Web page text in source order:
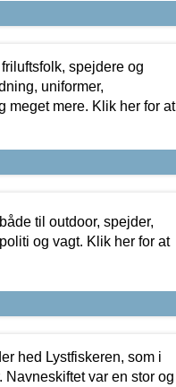
spejdere og
uniformer,
meget mere. Klik her for at
til outdoor, spejder,
og vagt. Klik her for at
hed Lystfiskeren, som i
Navneskiftet var en stor og